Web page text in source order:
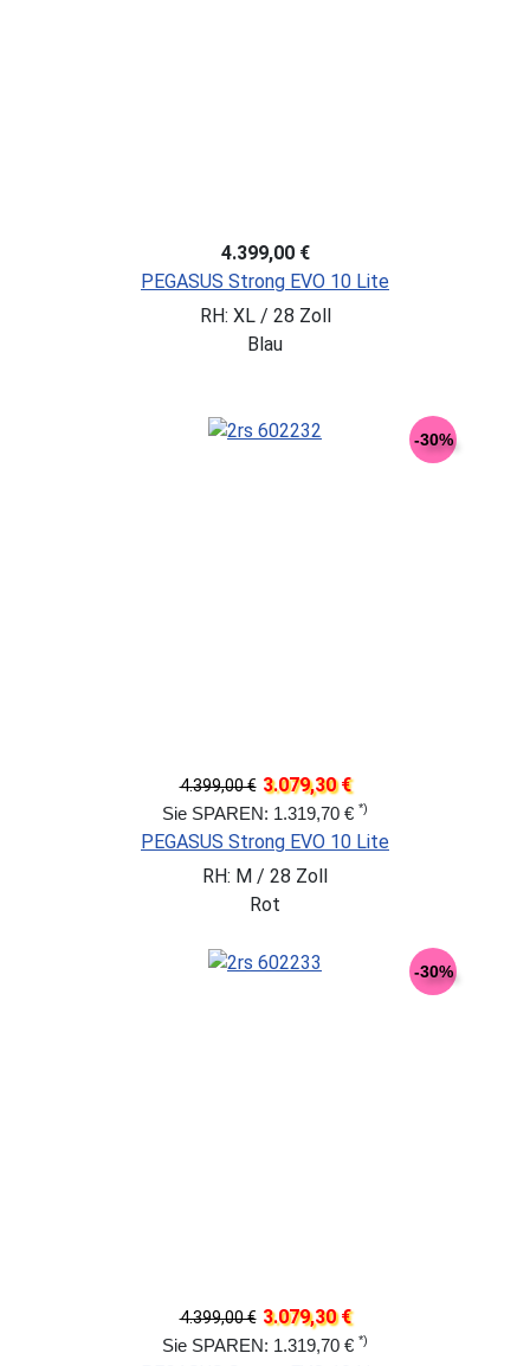
4.399,00 €
PEGASUS Strong EVO 10 Lite
RH: XL / 28 Zoll
Blau
-30%
4.399,00 € 3.079,30 €
Sie SPAREN: 1.319,70 € *)
PEGASUS Strong EVO 10 Lite
RH: M / 28 Zoll
Rot
-30%
4.399,00 € 3.079,30 €
Sie SPAREN: 1.319,70 € *)